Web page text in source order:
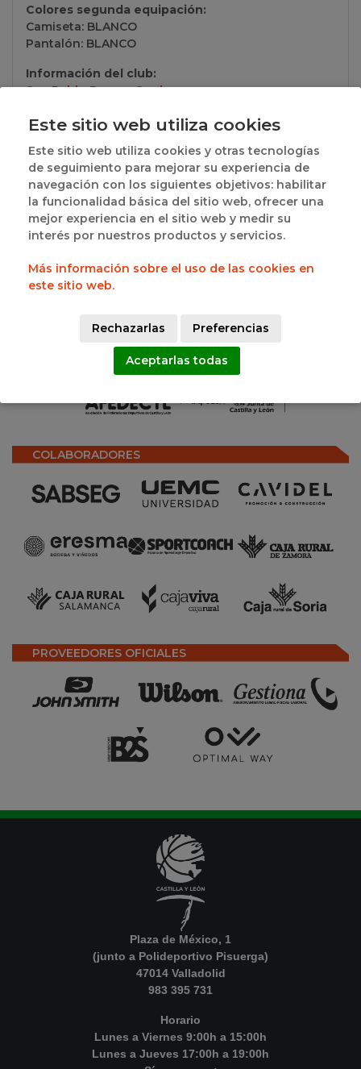
Colores segunda equipación:
Camiseta: BLANCO
Pantalón: BLANCO
Información del club:
San Pablo Burgos S.a.d.
Grupos a los que pertenece
· 1ªJUN MASC AUT. - 1ª FASE - LIGA REGULAR -
UNICO:Ver resultados
· 2ª FASE . FASE FINAL - FINAL A 4 (VALLADOLID) -
FINAL A 4:
Ver resultados
COLABORADORES
PROVEEDORES OFICIALES
Plaza de México, 1
(junto a Polideportivo Pisuerga)
47014 Valladolid
983 395 731
Horario
Lunes a Viernes 9:00h a 15:00h
Lunes a Jueves 17:00h a 19:00h
Este sitio web utiliza cookies
Este sitio web utiliza cookies y otras tecnologías
de seguimiento para mejorar su experiencia de
navegación con los siguientes objetivos: habilitar
la funcionalidad básica del sitio web, ofrecer una
mejor experiencia en el sitio web y medir su
interés por nuestros productos y servicios.
Más información sobre el uso de las cookies en
este sitio web.
Rechazarlas Preferencias
Aceptarlas todas